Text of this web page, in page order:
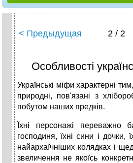
< Предыдущая 2 / 2
Особливості
Українські міфи характерні
природні, пов'язані з
побутом наших предків.
Їхні персонажі переважно
господиня, їхні сини і дочки,
найархаїчніших колядках і
звеличення не якоїсь